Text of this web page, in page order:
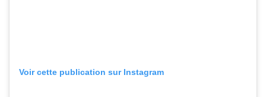
Voir cette publication sur Instagram